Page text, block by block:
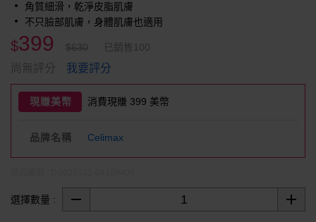
角質細滑，乾淨皮脂肌膚
不只臉部肌膚，身體肌膚也適用
$399 $630 已銷售100
尚無評分 我要評分
現賺美幣 消費現賺 399 美幣
品牌名稱 Celimax
選擇數量 :